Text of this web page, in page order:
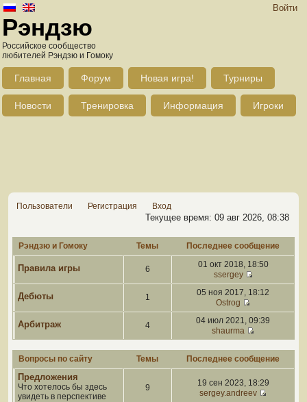
Войти
Рэндзю
Российское сообщество
любителей Рэндзю и Гомоку
Главная Форум Новая игра! Турниры
Новости Тренировка Информация Игроки
Пользователи Регистрация Вход
Текущее время: 09 авг 2026, 08:38
Рэндзю и Гомоку Темы Последнее сообщение
Правила игры 6
01 окт 2018, 18:50
ssergey
Дебюты 1
05 ноя 2017, 18:12
Ostrog
Арбитраж 4
04 июл 2021, 09:39
shaurma
Вопросы по сайту Темы Последнее сообщение
Предложения
Что хотелось бы здесь
увидеть в перспективе
9
19 сен 2023, 18:29
sergey.andreev